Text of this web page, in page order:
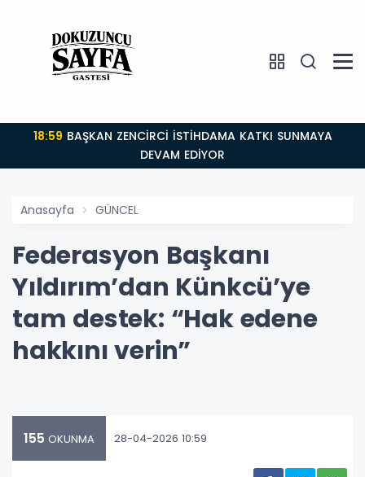
18:59
DEVAM EDİYOR
Anasayfa GÜNCEL
Federasyon Başkanı
Yıldırım’dan Künkcü’ye
tam destek: “Hak edene
hakkını verin”
155 OKUNMA 28-04-2026 10:59